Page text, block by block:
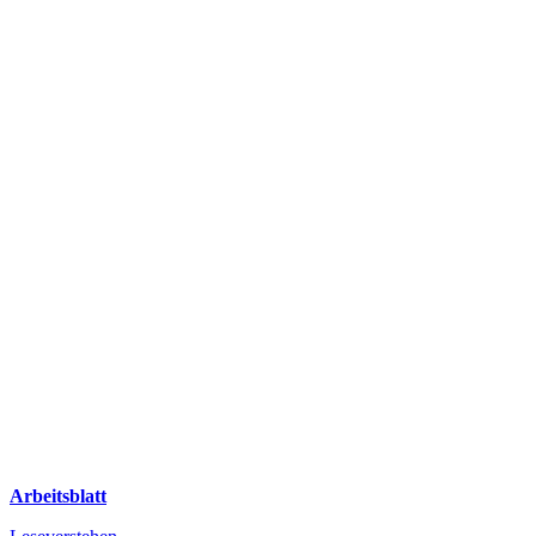
Arbeitsblatt